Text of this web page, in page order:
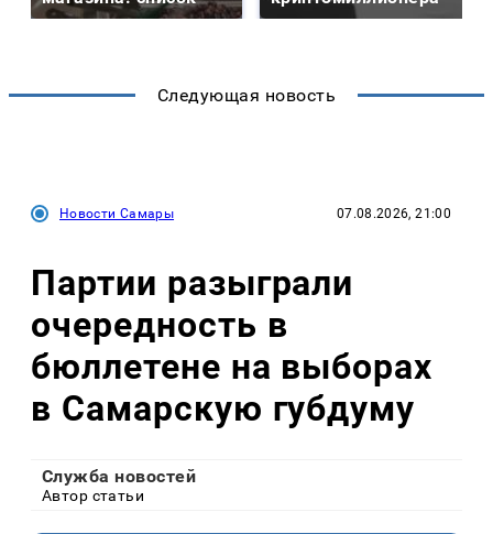
Следующая новость
Новости Самары 07.08.2026, 21:00
Партии разыграли
очередность в
бюллетене на выборах
в Самарскую губдуму
Служба новостей
Автор статьи